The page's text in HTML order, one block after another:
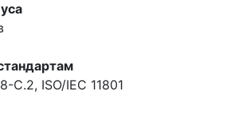
C.2, ISO/IEC 11801